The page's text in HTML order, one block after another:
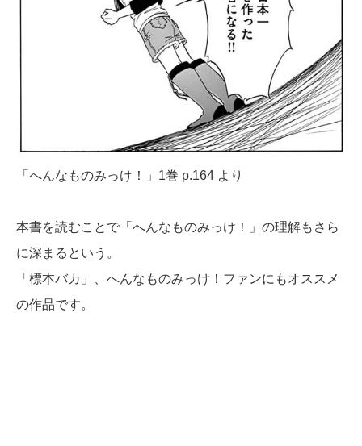
「へんなものみっけ！」1巻 p.164 より
本書を読むことで「へんなものみっけ！」の理解もさら
に深まるという。
「標本バカ」、へんなものみっけ！ファンにもオススメ
の作品です。